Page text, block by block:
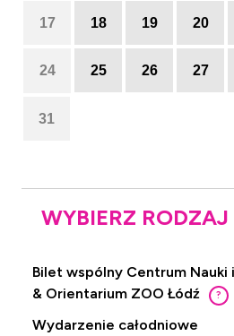
17 18 19 20
24 25 26 27
31
WYBIERZ RODZAJ
Bilet wspólny Centrum Nauki
& Orientarium ZOO Łódź
?
Wydarzenie całodniowe